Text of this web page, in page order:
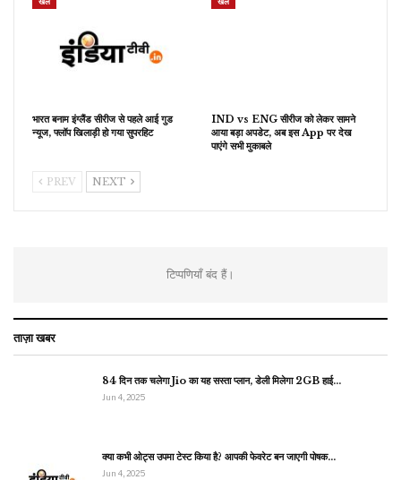
भारत बनाम इंग्लैंड सीरीज से पहले आई गुड
न्यूज, फ्लॉप खिलाड़ी हो गया सुपरहिट
IND vs ENG सीरीज को लेकर सामने
आया बड़ा अपडेट, अब इस App पर देख
पाएंगे सभी मुकाबले
PREV NEXT
टिप्पणियाँ बंद हैं।
ताज़ा खबर
84 दिन तक चलेगा Jio का यह सस्ता प्लान, डेली मिलेगा 2GB हाई…
Jun 4, 2025
क्या कभी ओट्स उपमा टेस्ट किया है? आपकी फेवरेट बन जाएगी पोषक…
Jun 4, 2025